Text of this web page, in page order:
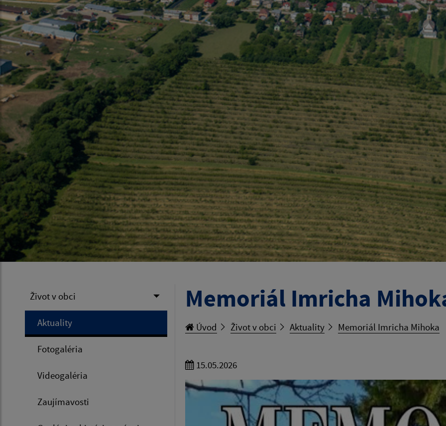
Život v obci
Aktuality
Fotogaléria
Videogaléria
Zaujímavosti
Memoriál Imricha
Úvod Život v obci Aktuality Memoriál Imricha Mihoka
15.05.2026